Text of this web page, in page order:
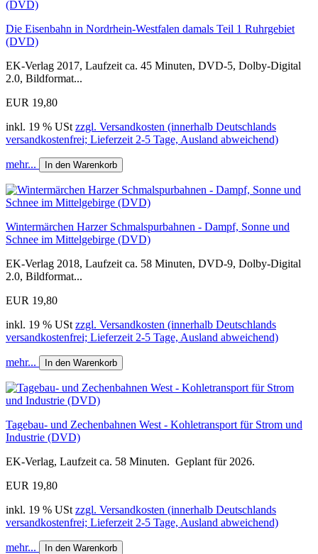
Die Eisenbahn in Nordrhein-Westfalen damals Teil 1 Ruhrgebiet
(DVD)
EK-Verlag 2017, Laufzeit ca. 45 Minuten, DVD-5, Dolby-Digital
2.0, Bildformat...
EUR 19,80
inkl. 19 % USt zzgl. Versandkosten (innerhalb Deutschlands
versandkostenfrei; Lieferzeit 2-5 Tage, Ausland abweichend)
mehr... In den Warenkorb
Wintermärchen Harzer Schmalspurbahnen - Dampf, Sonne und
Schnee im Mittelgebirge (DVD)
EK-Verlag 2018, Laufzeit ca. 58 Minuten, DVD-9, Dolby-Digital
2.0, Bildformat...
EUR 19,80
inkl. 19 % USt zzgl. Versandkosten (innerhalb Deutschlands
versandkostenfrei; Lieferzeit 2-5 Tage, Ausland abweichend)
mehr... In den Warenkorb
Tagebau- und Zechenbahnen West - Kohletransport für Strom und
Industrie (DVD)
EK-Verlag, Laufzeit ca. 58 Minuten. Geplant für 2026.
EUR 19,80
inkl. 19 % USt zzgl. Versandkosten (innerhalb Deutschlands
versandkostenfrei; Lieferzeit 2-5 Tage, Ausland abweichend)
mehr... In den Warenkorb